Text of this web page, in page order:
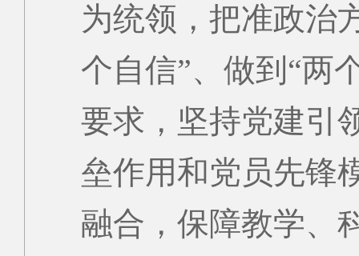
为统领，把准政治
个自信”、做到“两
要求，坚持党建引
垒作用和党员先锋
融合，保障教学、